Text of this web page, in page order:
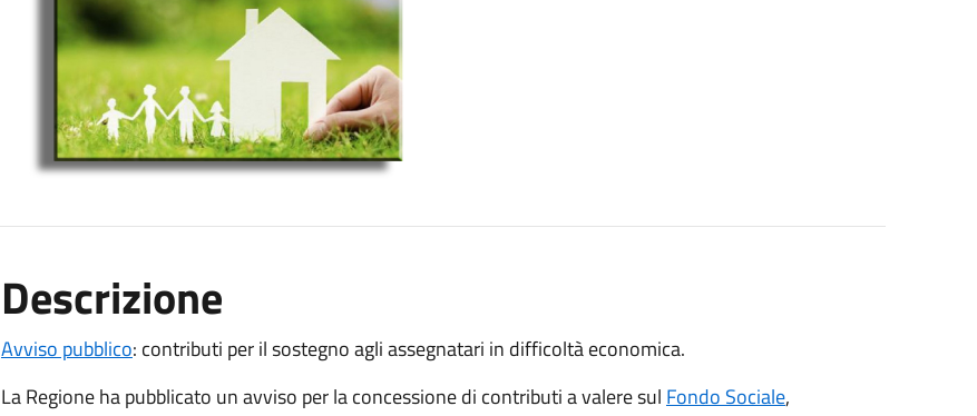
Descrizione
Avviso pubblico: contributi per il sostegno agli assegnatari in difficoltà economica.
La Regione ha pubblicato un avviso per la concessione di contributi a valere sul Fondo Sociale,